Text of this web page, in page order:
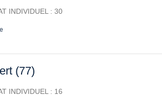
INDIVIDUEL : 30
(77)
INDIVIDUEL : 16